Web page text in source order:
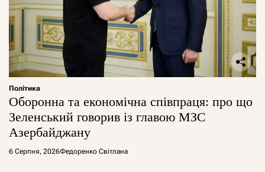
Політика
Оборонна та економічна співпраця: про що
Зеленський говорив із главою МЗС
Азербайджану
6 Серпня, 2026Федоренко Світлана